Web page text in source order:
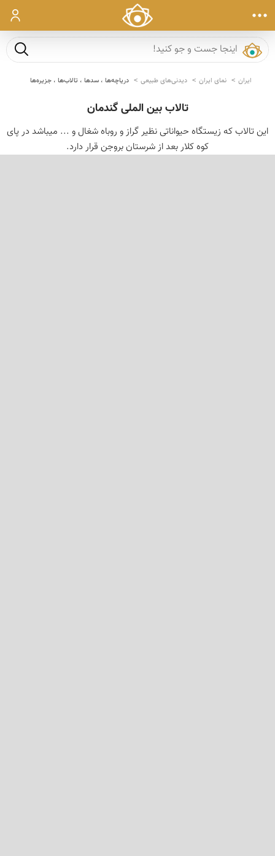
ورود
جست و
ایران نمای ایران دیدنی‌های طبیعی دریاچه‌ها ، سدها ، تالاب‌ها ، جزیره‌ها
تالاب بین الملی گندمان
این تالاب که زیستگاه حیواناتی نظیر گراز و روباه شغال و ... میباشد در پای
کوه کلار بعد از شرستان بروجن قرار دارد.